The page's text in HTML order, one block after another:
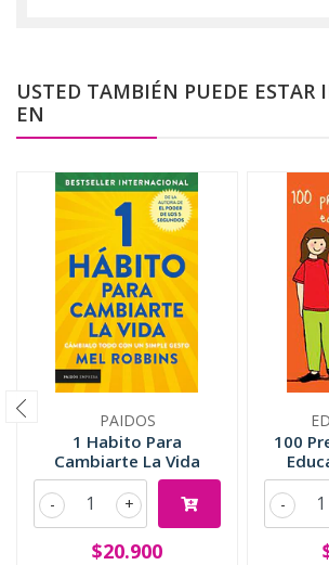
USTED TAMBIÉN PUEDE ESTAR
EN
PAIDOS
1 Habito Para
Cambiarte La Vida
+
-
$20.900
100
-